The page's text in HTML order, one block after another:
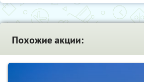
Похожие акции: